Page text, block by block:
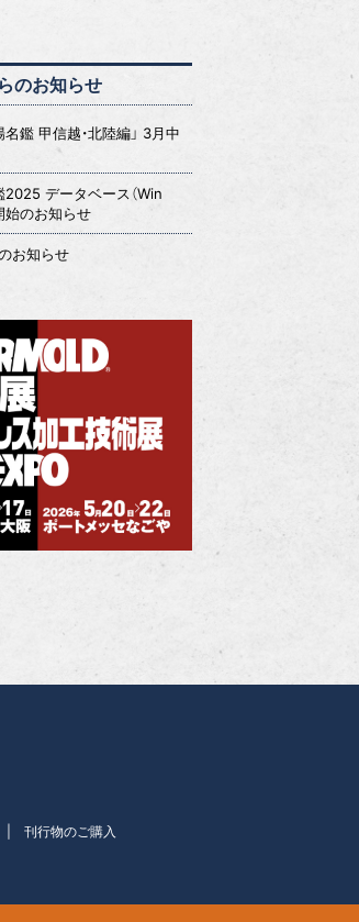
のお知らせ
名鑑 甲信越・北陸編」 3月中
2025 データベース（Win
始のお知らせ
お知らせ
刊行物のご購入